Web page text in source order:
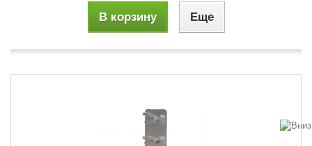
В корзину Еще